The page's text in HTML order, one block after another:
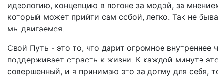
идеологию, концепцию в погоне за модой, за
который может прийти сам собой, легко. Так не
мы двигаемся.
Свой Путь - это то, что дарит огромное внутреннее
поддерживает страсть к жизни. К каждой минуте
совершенный, и я принимаю это за догму для себя,